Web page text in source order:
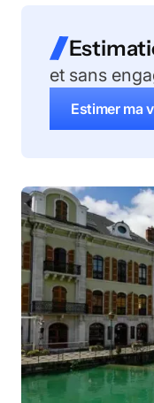
et sans
Estimer ma